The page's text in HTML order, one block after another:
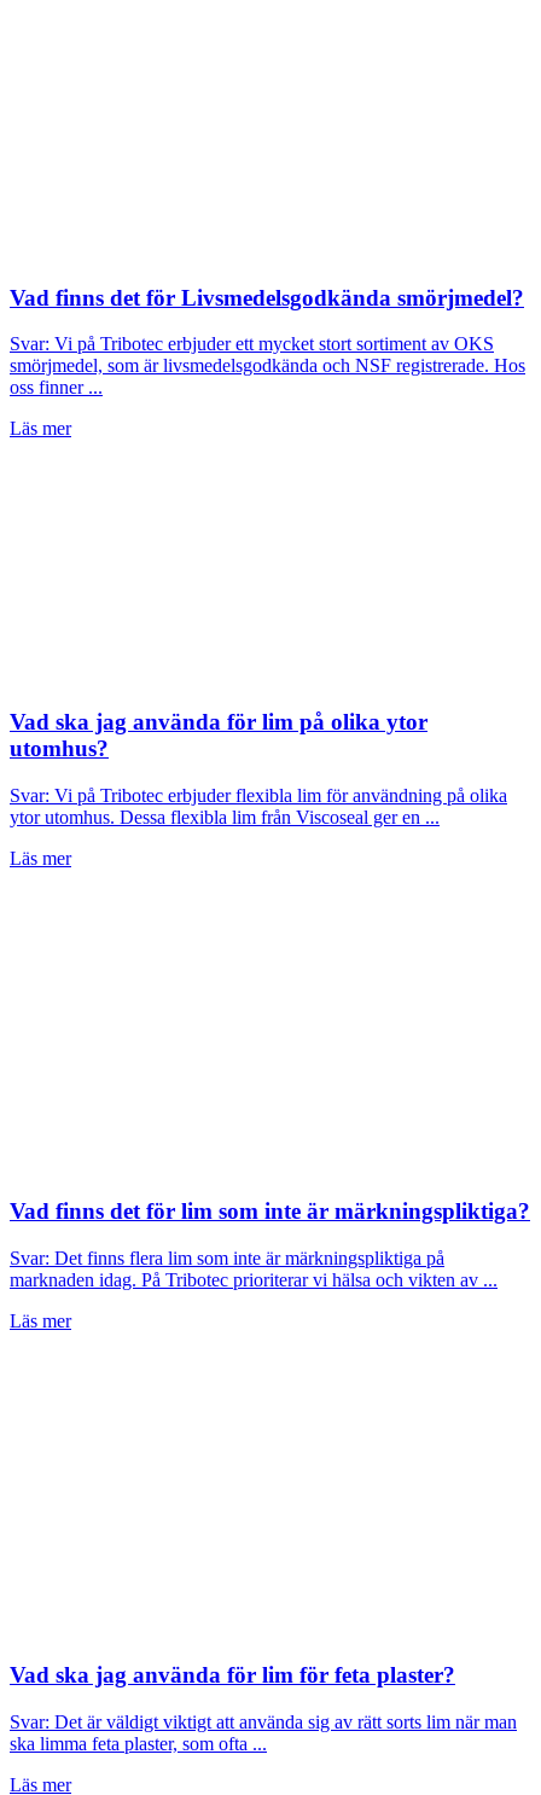
Vad finns det för Livsmedelsgodkända smörjmedel?
Svar: Vi på Tribotec erbjuder ett mycket stort sortiment av OKS
smörjmedel, som är livsmedelsgodkända och NSF registrerade. Hos
oss finner ...
Läs mer
Vad ska jag använda för lim på olika ytor
utomhus?
Svar: Vi på Tribotec erbjuder flexibla lim för användning på olika
ytor utomhus. Dessa flexibla lim från Viscoseal ger en ...
Läs mer
Vad finns det för lim som inte är märkningspliktiga?
Svar: Det finns flera lim som inte är märkningspliktiga på
marknaden idag. På Tribotec prioriterar vi hälsa och vikten av ...
Läs mer
Vad ska jag använda för lim för feta plaster?
Svar: Det är väldigt viktigt att använda sig av rätt sorts lim när man
ska limma feta plaster, som ofta ...
Läs mer